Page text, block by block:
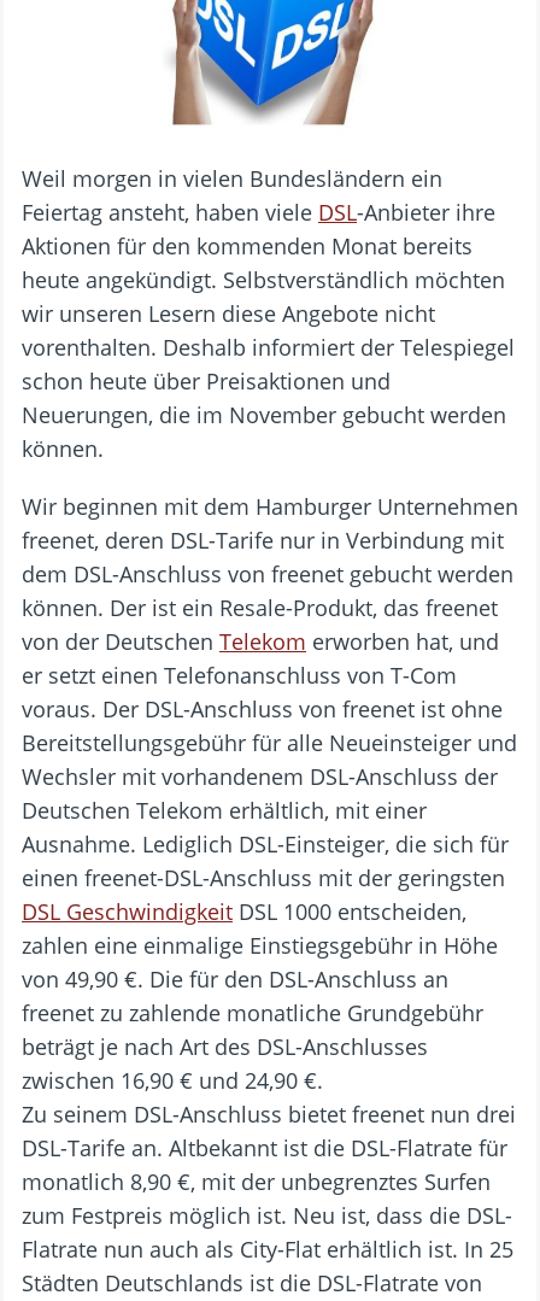
Weil morgen in vielen Bundesländern ein
Feiertag ansteht, haben viele DSL-Anbieter ihre
Aktionen für den kommenden Monat bereits
heute angekündigt. Selbstverständlich möchten
wir unseren Lesern diese Angebote nicht
vorenthalten. Deshalb informiert der Telespiegel
schon heute über Preisaktionen und
Neuerungen, die im November gebucht werden
können.
Wir beginnen mit dem Hamburger Unternehmen
freenet, deren DSL-Tarife nur in Verbindung mit
dem DSL-Anschluss von freenet gebucht werden
können. Der ist ein Resale-Produkt, das freenet
von der Deutschen Telekom erworben hat, und
er setzt einen Telefonanschluss von T-Com
voraus. Der DSL-Anschluss von freenet ist ohne
Bereitstellungsgebühr für alle Neueinsteiger und
Wechsler mit vorhandenem DSL-Anschluss der
Deutschen Telekom erhältlich, mit einer
Ausnahme. Lediglich DSL-Einsteiger, die sich für
einen freenet-DSL-Anschluss mit der geringsten
DSL Geschwindigkeit DSL 1000 entscheiden,
zahlen eine einmalige Einstiegsgebühr in Höhe
von 49,90 €. Die für den DSL-Anschluss an
freenet zu zahlende monatliche Grundgebühr
beträgt je nach Art des DSL-Anschlusses
zwischen 16,90 € und 24,90 €.
Zu seinem DSL-Anschluss bietet freenet nun drei
DSL-Tarife an. Altbekannt ist die DSL-Flatrate für
monatlich 8,90 €, mit der unbegrenztes Surfen
zum Festpreis möglich ist. Neu ist, dass die DSL-
Flatrate nun auch als City-Flat erhältlich ist. In 25
Städten Deutschlands ist die DSL-Flatrate von